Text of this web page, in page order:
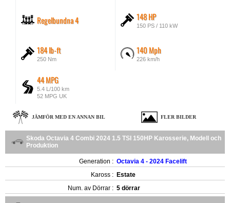
Regelbundna 4 148 HP
150 PS / 110 kW
184 lb-ft
250 Nm
140 Mph
226 km/h
44 MPG
5.4 L/100 km
52 MPG UK
JÄMFÖR MED EN ANNAN BIL FLER BILDER
Skoda Octavia 4 Combi 2024 1.5 TSI 150HP Karosserie, Modell och
Produktion
Generation : Octavia 4 - 2024 Facelift
Kaross : Estate
Num. av Dörrar : 5 dörrar